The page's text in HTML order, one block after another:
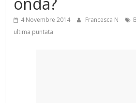
4 Novembre 2014 Francesca N
ultima puntata